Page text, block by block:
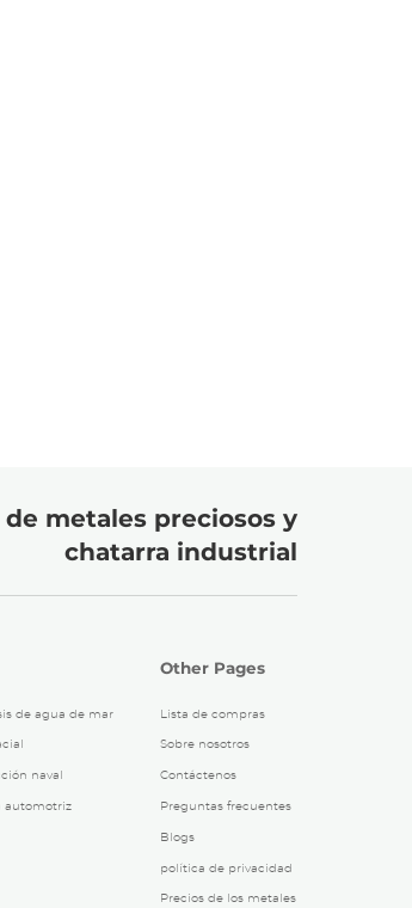
metales preciosos y
chatarra industrial
de agua de mar
naval
automotriz
Other Pages
Lista de compras
Sobre nosotros
Contáctenos
Preguntas frecuentes
Blogs
política de privacidad
Precios de los metales